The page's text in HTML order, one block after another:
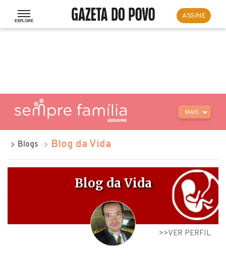
ASSINE
MAIS
Blogs Blog da Vida
Blog da Vida
VER PERFIL